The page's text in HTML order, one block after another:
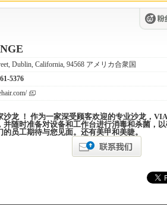
Dublin, California, 94568 アメリカ合衆国
5376
沙龙 ！ 作为一家深受顾客欢迎的专业沙龙，
并随时准备对设备和工作台进行消毒和杀菌，
员工期待与您见面。还有美甲和美睫。